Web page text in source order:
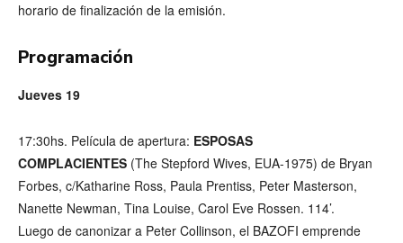
horario de finalización de la emisión.
Programación
Jueves 19
17:30hs. Película de apertura: ESPOSAS
COMPLACIENTES (The Stepford Wives, EUA-1975) de Bryan
Forbes, c/Katharine Ross, Paula Prentiss, Peter Masterson,
Nanette Newman, Tina Louise, Carol Eve Rossen. 114’.
Luego de canonizar a Peter Collinson, el BAZOFI emprende